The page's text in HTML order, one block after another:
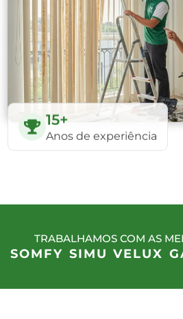
15+
Anos de experiência
TRABALHAMOS COM AS
SOMFY SIMU VELUX